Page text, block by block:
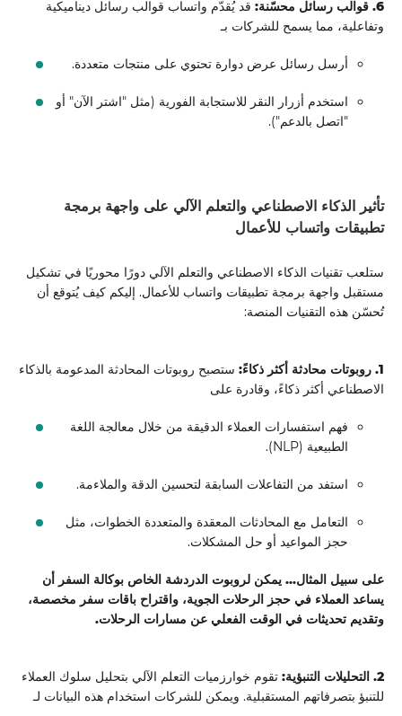
6. قوالب رسائل محسّنة:
قد يُقدّم واتساب قوالب رسائل ديناميكية
وتفاعلية، مما يسمح للشركات بـ
أرسل رسائل عرض دوارة تحتوي على منتجات متعددة.
استخدم أزرار النقر للاستجابة الفورية (مثل "اشتر الآن" أو
"اتصل بالدعم").
تأثير الذكاء الاصطناعي والتعلم الآلي على واجهة برمجة
تطبيقات واتساب للأعمال
ستلعب تقنيات الذكاء الاصطناعي والتعلم الآلي دورًا محوريًا في تشكيل
مستقبل واجهة برمجة تطبيقات واتساب للأعمال. إليكم كيف يُتوقع أن
تُحسّن هذه التقنيات المنصة:
1. روبوتات محادثة أكثر ذكاءً:
ستصبح روبوتات المحادثة المدعومة بالذكاء
الاصطناعي أكثر ذكاءً، وقادرة على
فهم استفسارات العملاء الدقيقة من خلال معالجة اللغة
الطبيعية (NLP).
استفد من التفاعلات السابقة لتحسين الدقة والملاءمة.
التعامل مع المحادثات المعقدة والمتعددة الخطوات، مثل
حجز المواعيد أو حل المشكلات.
على سبيل المثال... يمكن لروبوت الدردشة الخاص بوكالة السفر أن
يساعد العملاء في حجز الرحلات الجوية، واقتراح باقات سفر مخصصة،
وتقديم تحديثات في الوقت الفعلي عن مسارات الرحلات.
2. التحليلات التنبؤية:
تقوم خوارزميات التعلم الآلي بتحليل سلوك العملاء
للتنبؤ بتصرفاتهم المستقبلية. ويمكن للشركات استخدام هذه البيانات لـ